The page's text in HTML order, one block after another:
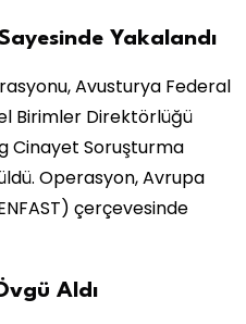
Yakalandı
Avusturya Federal
Birimler Direktörlüğü
Cinayet Soruşturma
Operasyon, Avrupa
çerçevesinde
Aldı